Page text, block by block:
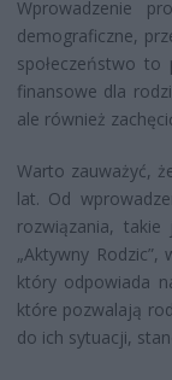
Wprowadzenie
demograficzne,
społeczeństwo to
finansowe dla
ale również
Warto zauważyć,
lat. Od
rozwiązania, takie
„Aktywny
który odpowiada
które pozwalają
do ich sytuacji,